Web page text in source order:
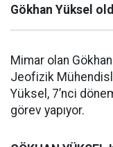
Gökhan Yüksel
Mimar olan Gökhan
Jeofizik
Yüksel, 7’nci
görev yapıyor.